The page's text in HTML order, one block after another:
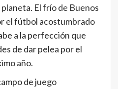
El frío de Buenos
el fútbol acostumbrado
a la perfección que
de dar pelea por el
año.
de juego